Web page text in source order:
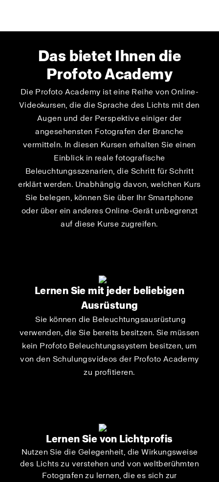
Das bietet Ihnen die
Profoto Academy
Die Profoto Academy ist eine Reihe von Online-
Videokursen, die die Sprache des Lichts mit den
Augen und der Perspektive einiger der
angesehensten Fotografen der Branche
vermitteln. In diesen Kursen erhalten Sie einen
Einblick in reale fotografische
Beleuchtungsszenarien, die Schritt für Schritt
erklärt werden. Unabhängig davon, welchen Kurs
Sie belegen, können Sie über Ihr Smartphone
oder über ein anderes Online-Gerät unbegrenzt
auf diese Kurse zugreifen.
Lernen Sie mit jeder beliebigen
Ausrüstung
Sie können die Beleuchtungsausrüstung
verwenden, die Sie bereits besitzen. Sie müssen
kein Profoto Beleuchtungssystem besitzen, um
von den Schulungsvideos der Profoto Academy
zu profitieren.
Lernen Sie von Lichtprofis
Nutzen Sie die Gelegenheit, die Wirkungsweise
des Lichts zu verstehen und von weltberühmten
Fotografen zu lernen, die es sich zur